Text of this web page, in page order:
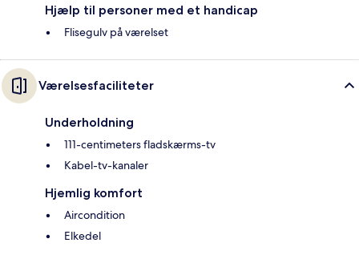
Hjælp til personer med et handicap
Flisegulv på værelset
Værelsesfaciliteter
Underholdning
111-centimeters fladskærms-tv
Kabel-tv-kanaler
Hjemlig komfort
Aircondition
Elkedel